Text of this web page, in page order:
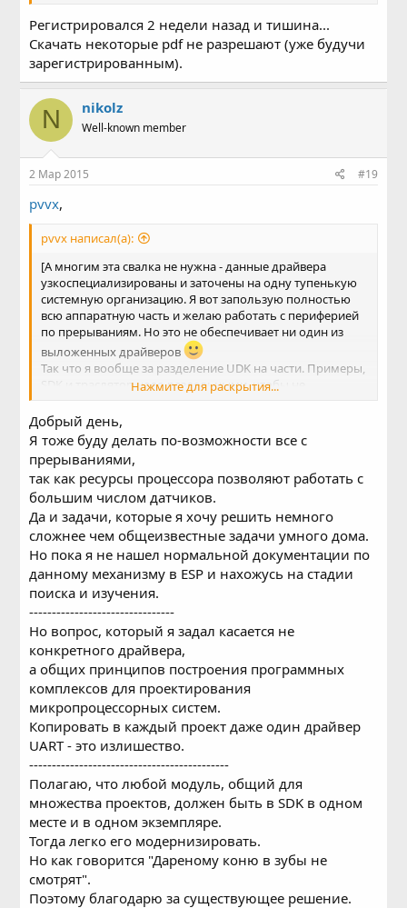
Регистрировался 2 недели назад и тишина...
Скачать некоторые pdf не разрешают (уже будучи
зарегистрированным).
N nikolz
Well-known member
2 Мар 2015 #19
pvvx,
pvvx написал(а):
[А многим эта свалка не нужна - данные драйвера
узкоспециализированы и заточены на одну тупенькую
системную организацию. Я вот запользую полностью
всю аппаратную часть и желаю работать с периферией
по прерываниям. Но это не обеспечивает ни один из
выложенных драйверов
Так что я вообще за разделение UDK на части. Примеры,
SDK и траслятор надо раздельными, чтобы не
раз приходиться распаковывать и муторно вспоминать,
что копировать и/или изменить/дополнить из старой
папки.
Нажмите для раскрытия...
Добрый день,
Я тоже буду делать по-возможности все с
прерываниями,
так как ресурсы процессора позволяют работать с
большим числом датчиков.
Да и задачи, которые я хочу решить немного
сложнее чем общеизвестные задачи умного дома.
Но пока я не нашел нормальной документации по
данному механизму в ESP и нахожусь на стадии
поиска и изучения.
--------------------------------
Но вопрос, который я задал каcается не
конкретного драйвера,
а общих принципов построения программных
комплексов для проектирования
микропроцессорных систем.
Копировать в каждый проект даже один драйвер
UART - это излишество.
--------------------------------------------
Полагаю, что любой модуль, общий для
множества проектов, должен быть в SDK в одном
месте и в одном экземпляре.
Тогда легко его модернизировать.
Но как говорится "Дареному коню в зубы не
смотрят".
Поэтому благодарю за существующее решение.